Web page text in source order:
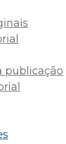
publicação